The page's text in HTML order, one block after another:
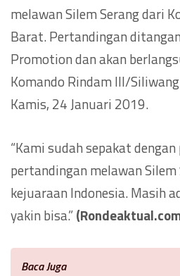
melawan Silem Serang dari
Barat. Pertandingan
Promotion dan akan
Komando Rindam III/
Kamis, 24 Januari 2019.
“Kami sudah sepakat
pertandingan melawan
kejuaraan Indonesia. Masih
yakin bisa.”
Baca Juga